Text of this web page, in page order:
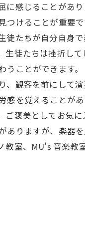
に感じることがあ
つけることが重要
徒たちが自分自身
生徒たちは挫折し
うことができます
、観客を前にして
感を覚えることが
ご褒美としてお気
ありますが、楽器
教室、MU's 音楽